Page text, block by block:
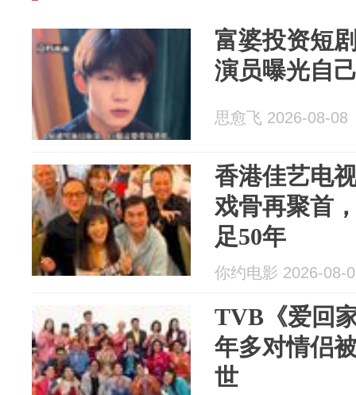
富婆投资短
演员曝光自
思愈飞 2026-08-08
香港佳艺电
戏骨再聚首
足50年
你约电影 2026-08-
TVB《爱回
年多对情侣
世